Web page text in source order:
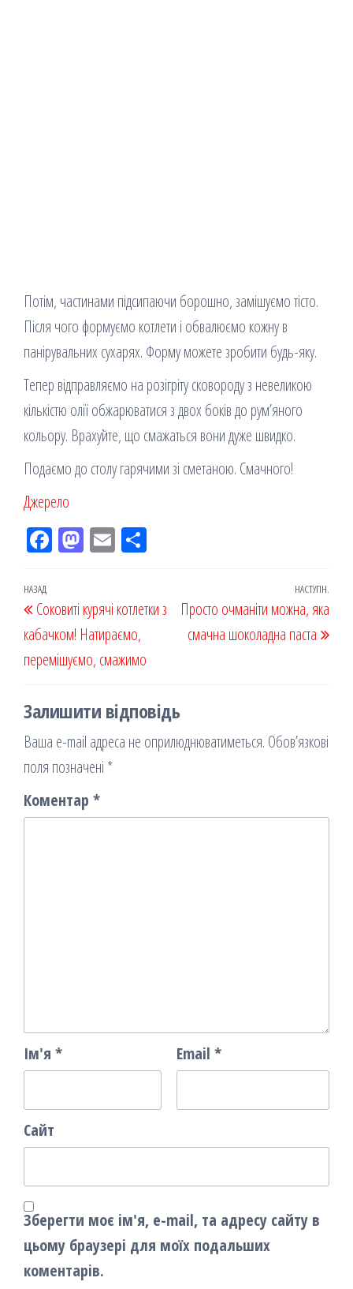
Потім, частинами підсипаючи борошно, замішуємо тісто.
Після чого формуємо котлети і обвалюємо кожну в
панірувальних сухарях. Форму можете зробити будь-яку.
Тепер відправляємо на розігріту сковороду з невеликою
кількістю олії обжарюватися з двох боків до рум’яного
кольору. Врахуйте, що смажаться вони дуже швидко.
Подаємо до столу гарячими зі сметаною. Смачного!
Джерело
Fac
k
M
on
Em
ис
Навігація
записів
Попередній
запис
НАЗАД
Соковиті курячі котлетки з
кабачком! Натираємо,
перемішуємо, смажимо
НАСТУПН.
Просто очманіти можна, яка
смачна шоколадна паста
Залишити відповідь
Ваша e-mail адреса не оприлюднюватиметься. Обов’язкові
поля позначені *
Коментар *
Ім'я * Email *
Сайт
Зберегти моє ім'я, e-mail, та адресу сайту в
цьому браузері для моїх подальших
коментарів.